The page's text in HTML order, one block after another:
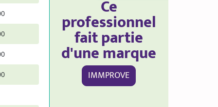
Ce
professionnel
fait partie
d'une marque
IMMPROVE